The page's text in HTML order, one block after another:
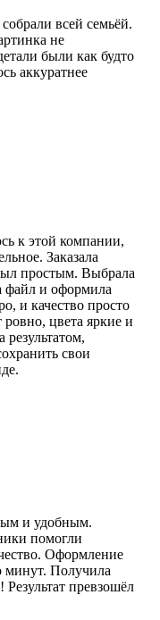
всей семьёй.
не
были как будто
аккуратнее
к этой компании,
Заказала
простым. Выбрала
файл и оформила
и качество просто
цвета яркие и
свои
и удобным.
помогли
Оформление
минут. Получила
превзошёл